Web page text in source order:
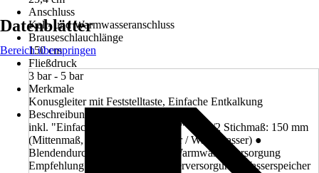
Anschluss
Kalt- und Warmwasseranschluss
Brauseschlauchlänge
150 cm
Fließdruck
3 bar - 5 bar
Merkmale
Konusgleiter mit Feststelltaste, Einfache Entkalkung
Beschreibung
inkl. "Einfach-Clean-Technologie" ● G1/2 Stichmaß: 150 mm
(Mittenmaß, Zuleitung Kaltwasser / Warmwasser) ●
Blendendurchmesser: 67 mm ● Warmwasserversorgung
Empfehlung: zentrale Warmwasserversorgung, Wasserspeicher
Datenblätter
Bereich überspringen